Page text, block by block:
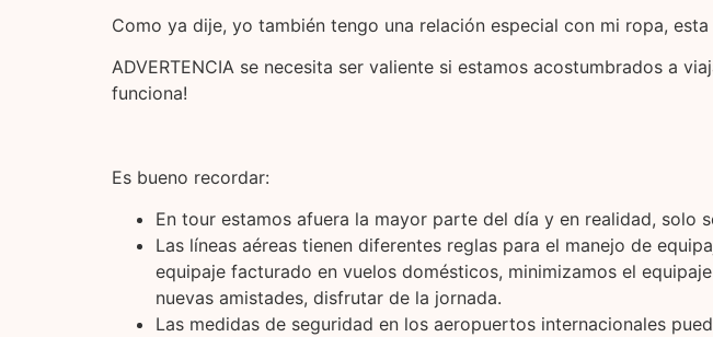
Como ya dije, yo también tengo una relación especial con mi ropa,
ADVERTENCIA se necesita ser valiente si estamos acostumbrados a
funciona!
Es bueno recordar:
En tour estamos afuera la mayor parte del día y en realidad, solo
Las líneas aéreas tienen diferentes reglas para el manejo de
equipaje facturado en vuelos domésticos, minimizamos el
nuevas amistades, disfrutar de la jornada.
Las medidas de seguridad en los aeropuertos internacionales